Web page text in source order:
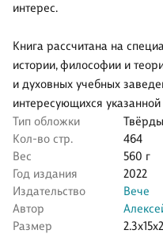
интерес.
Книга рассчитана на
истории, философии и
и духовных учебных
интересующихся указанной
Тип обложки
Кол-во стр.
464
Вес
560 г
Год издания
2022
Издательство
Вече
Автор
Размер